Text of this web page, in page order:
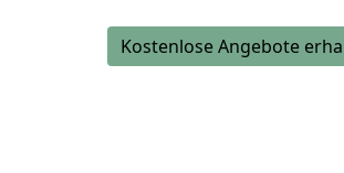
Kostenlose Angebote